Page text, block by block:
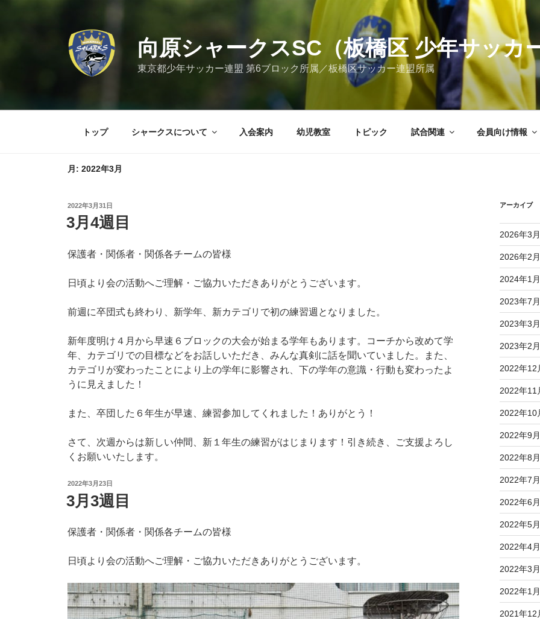
キ
向原シャークスSC（板橋区 少年サッカー
東京都少年サッカー連盟 第6ブロック所属／板橋区サッカー連盟所属
トップ シャークスについて 入会案内 幼児教室 トピック 試合関連 会員向け情報
月: 2022年3月
投
日:
2022年3月31日
3月4週目
保護者・関係者・関係各チームの皆様
日頃より会の活動へご理解・ご協力いただきありがとうございます。
前週に卒団式も終わり、新学年、新カテゴリで初の練習週となりました。
新年度明け４月から早速６ブロックの大会が始まる学年もあります。コーチから改めて学
年、カテゴリでの目標などをお話しいただき、みんな真剣に話を聞いていました。また、
カテゴリが変わったことにより上の学年に影響され、下の学年の意識・行動も変わったよ
うに見えました！
また、卒団した６年生が早速、練習参加してくれました！ありがとう！
さて、次週からは新しい仲間、新１年生の練習がはじまります！引き続き、ご支援よろし
くお願いいたします。
投
日:
2022年3月23日
3月3週目
保護者・関係者・関係各チームの皆様
日頃より会の活動へご理解・ご協力いただきありがとうございます。
アーカイブ
2026年3月
2026年2月
2024年1月
2023年7月
2023年3月
2023年2月
2022年12
2022年11
2022年10
2022年9月
2022年8月
2022年7月
2022年6月
2022年5月
2022年4月
2022年3月
2022年1月
2021年12